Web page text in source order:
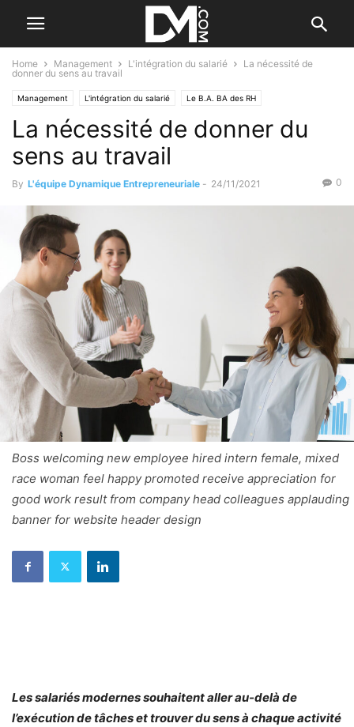
Home Management L'intégration du salarié
La nécessité de
donner du sens au travail
Management L'intégration du salarié Le B.A. BA des RH
Motiver ses salariés
La nécessité de donner du
sens au travail
By L'équipe Dynamique Entrepreneuriale - 24/11/2021 0
Boss welcoming new employee hired intern female, mixed
race woman feel happy promoted receive appreciation for
good work result from company head colleagues applauding
banner for website header design
Les salariés modernes souhaitent aller au-delà de
l’exécution de tâches et trouver du sens à chaque activité